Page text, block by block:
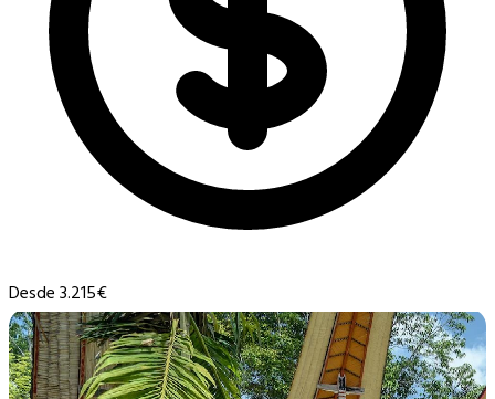
Desde 3.215€